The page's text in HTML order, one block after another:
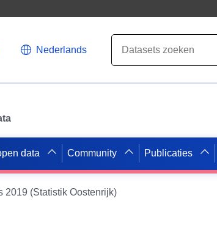
Nederlands
data Community Publicaties
2019 (Statistik Oostenrijk)